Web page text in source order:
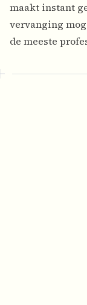
maakt instant
vervanging
de meeste